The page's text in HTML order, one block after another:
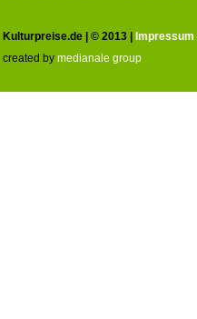
Kulturpreise.de | © 2013 | Impressum
created by medianale group